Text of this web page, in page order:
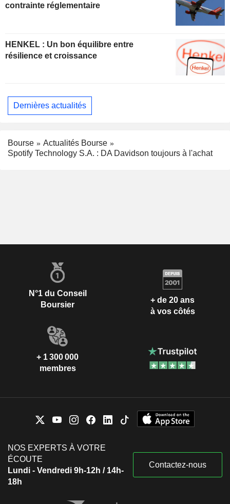
contrainte réglementaire
HENKEL : Un bon équilibre entre
résilience et croissance
Dernières actualités
Bourse
Actualités Bourse
Spotify Technology S.A. : DA Davidson toujours à l'achat
N°1 du Conseil
Boursier
+ de 20 ans
à vos côtés
+ 1 300 000
membres
NOS EXPERTS À VOTRE
ÉCOUTE
Lundi - Vendredi 9h-12h / 14h-
18h
Contactez-nous